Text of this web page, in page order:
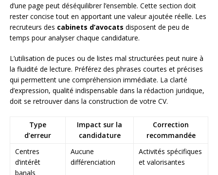
d’une page peut déséquilibrer l’ensemble. Cette section doit
rester concise tout en apportant une valeur ajoutée réelle. Les
recruteurs des cabinets d’avocats disposent de peu de
temps pour analyser chaque candidature.
L’utilisation de puces ou de listes mal structurées peut nuire à
la fluidité de lecture. Préférez des phrases courtes et précises
qui permettent une compréhension immédiate. La clarté
d’expression, qualité indispensable dans la rédaction juridique,
doit se retrouver dans la construction de votre CV.
Type
d’erreur
Impact sur la
candidature
Correction
recommandée
Centres
d’intérêt
banals
Aucune
différenciation
Activités spécifiques
et valorisantes